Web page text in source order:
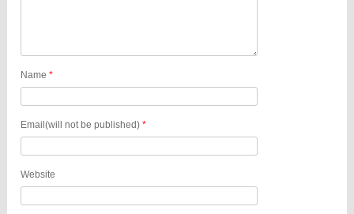
Name*
Email(will not be published)*
Website